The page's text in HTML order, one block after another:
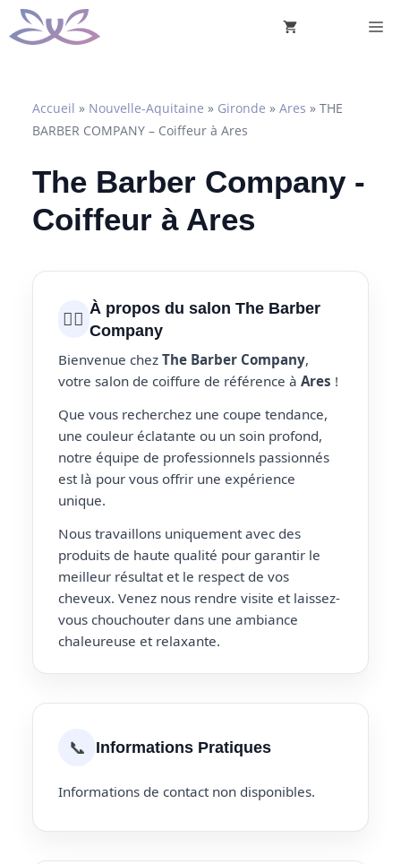
Aller
au
Accueil » Nouvelle-Aquitaine » Gironde » Ares » THE
BARBER COMPANY – Coiffeur à Ares
The Barber Company -
Coiffeur à Ares
💇‍♀️ À propos du salon The Barber
Company
Bienvenue chez The Barber Company,
votre salon de coiffure de référence à Ares !
Que vous recherchez une coupe tendance,
une couleur éclatante ou un soin profond,
notre équipe de professionnels passionnés
est là pour vous offrir une expérience
unique.
Nous travaillons uniquement avec des
produits de haute qualité pour garantir le
meilleur résultat et le respect de vos
cheveux. Venez nous rendre visite et laissez-
vous chouchouter dans une ambiance
chaleureuse et relaxante.
📞 Informations Pratiques
Informations de contact non disponibles.